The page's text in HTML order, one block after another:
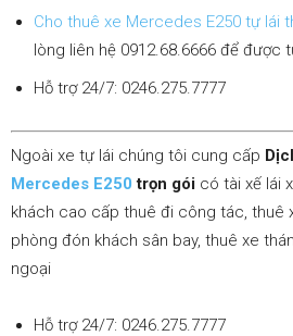
Lái
Cho thuê xe Mercedes E250 tự lái
lòng liên hệ 0912.68.6666 để được
Hỗ trợ 24/7: 0246.275.7777
Ngoài xe tự lái chúng tôi cung cấp
Mercedes E250 trọn gói có tài xế lái
khách cao cấp thuê đi công tác, thuê
phòng đón khách sân bay, thuê xe
ngoại
Hỗ trợ 24/7: 0246.275.7777